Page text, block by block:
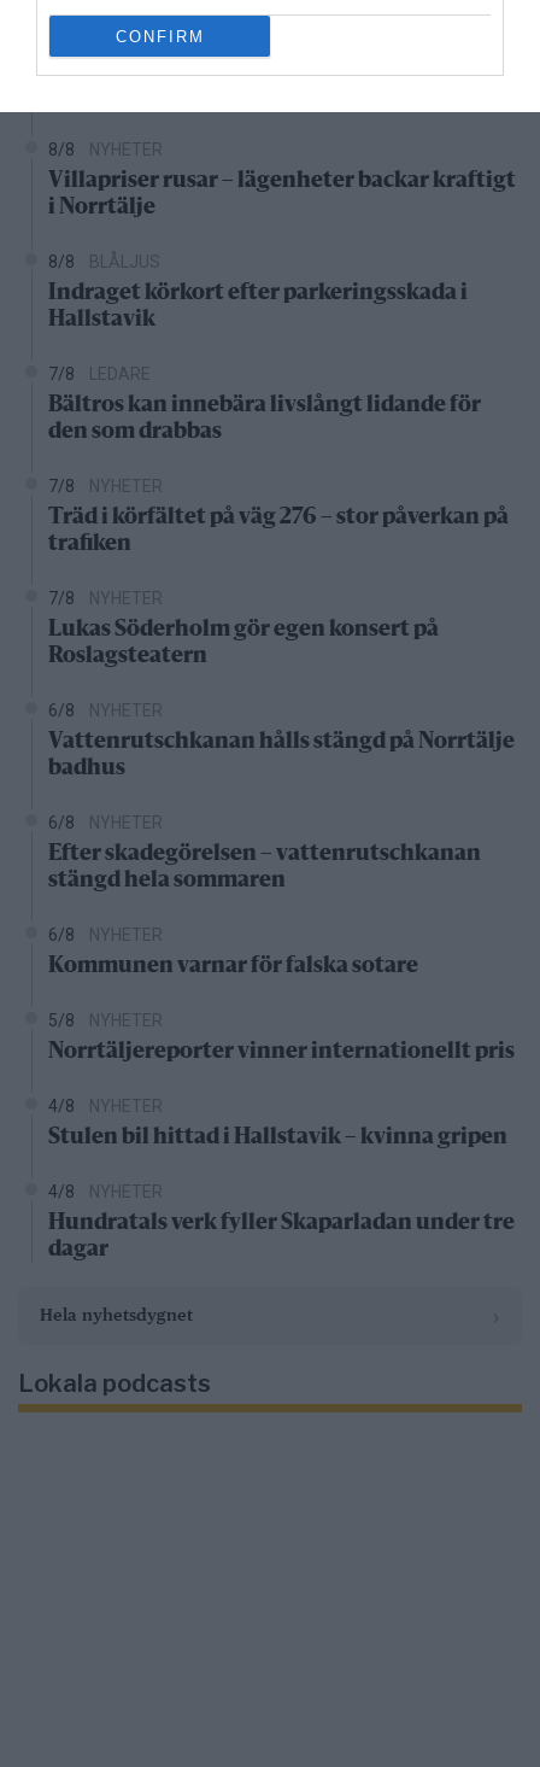
CONFIRM
KONSERVATIVA LEDARE
8/8 NYHETER
Villapriser rusar – lägenheter backar kraftigt
i Norrtälje
8/8 BLÅLJUS
Indraget körkort efter parkeringsskada i
Hallstavik
7/8 LEDARE
Bältros kan innebära livslångt lidande för
den som drabbas
7/8 NYHETER
Träd i körfältet på väg 276 – stor påverkan på
trafiken
7/8 NYHETER
Lukas Söderholm gör egen konsert på
Roslagsteatern
6/8 NYHETER
Vattenrutschkanan hålls stängd på Norrtälje
badhus
6/8 NYHETER
Efter skadegörelsen – vattenrutschkanan
stängd hela sommaren
6/8 NYHETER
Kommunen varnar för falska sotare
5/8 NYHETER
Norrtäljereporter vinner internationellt pris
4/8 NYHETER
Stulen bil hittad i Hallstavik – kvinna gripen
4/8 NYHETER
Hundratals verk fyller Skaparladan under tre
dagar
Hela nyhetsdygnet
Lokala podcasts